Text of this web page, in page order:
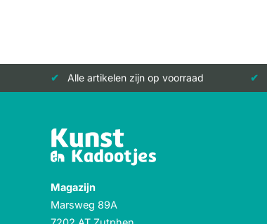
Alle artikelen zijn op voorraad
Magazijn
Marsweg 89A